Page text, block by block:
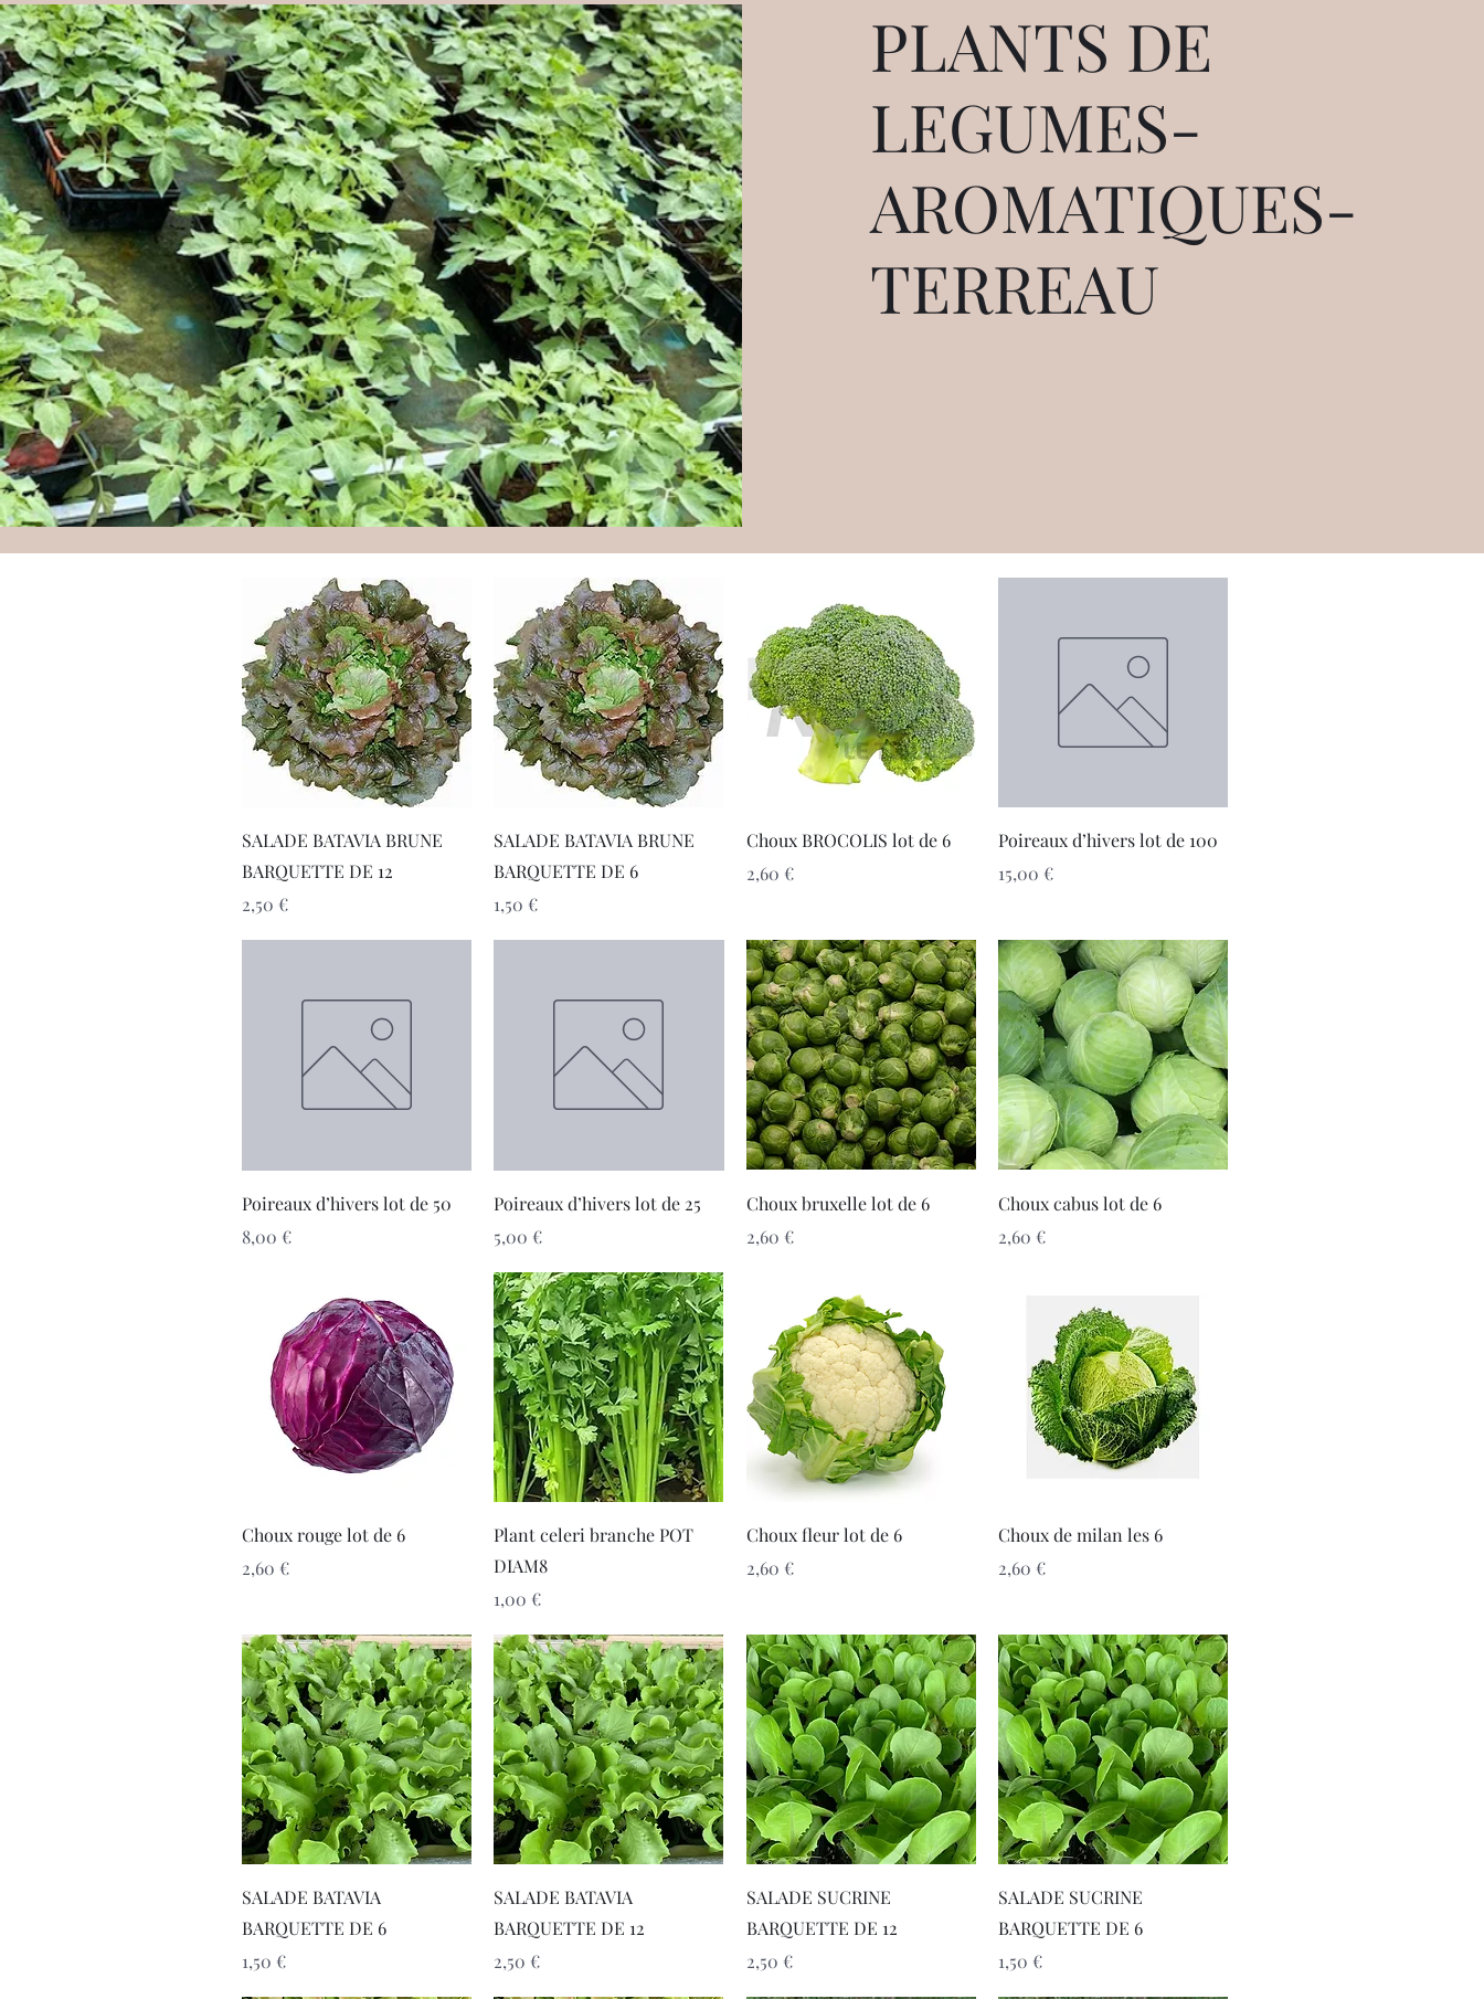
PLANTS DE
LEGUMES-
AROMATIQUES-
TERREAU
Aperçu rapide
SALADE BATAVIA BRUNE
BARQUETTE DE 12
Prix
2,50 €
Aperçu rapide
SALADE BATAVIA BRUNE
BARQUETTE DE 6
Prix
1,50 €
Aperçu rapide
Choux BROCOLIS lot de 6
Prix
2,60 €
Aperçu rapide
Poireaux d’hivers lot de 100
Prix
15,00 €
Aperçu rapide
Poireaux d’hivers lot de 50
Prix
8,00 €
Aperçu rapide
Poireaux d’hivers lot de 25
Prix
5,00 €
Aperçu rapide
Choux bruxelle lot de 6
Prix
2,60 €
Aperçu rapide
Choux cabus lot de 6
Prix
2,60 €
Aperçu rapide
Choux rouge lot de 6
Prix
2,60 €
Aperçu rapide
Plant celeri branche POT
DIAM8
Prix
1,00 €
Aperçu rapide
Choux fleur lot de 6
Prix
2,60 €
Aperçu rapide
Choux de milan les 6
Prix
2,60 €
Aperçu rapide
SALADE BATAVIA
BARQUETTE DE 6
Prix
1,50 €
Aperçu rapide
SALADE BATAVIA
BARQUETTE DE 12
Prix
2,50 €
Aperçu rapide
SALADE SUCRINE
BARQUETTE DE 12
Prix
2,50 €
Aperçu rapide
SALADE SUCRINE
BARQUETTE DE 6
Prix
1,50 €